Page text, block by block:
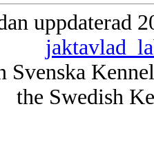
uppdaterad
Svenska
the Swedish